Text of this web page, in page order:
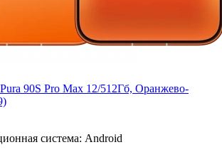
90S Pro Max 12/512Гб, Оранжево-
система: Android